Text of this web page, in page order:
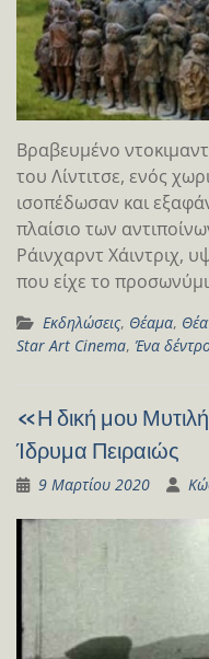
Βραβευμένο
του Λίντιτσε, ενός
ισοπέδωσαν και
πλαίσιο των
Ράινχαρντ Χάιντριχ,
που είχε το
Εκδηλώσεις, Θέαμα,
Star Art Cinema, Ένα
«Η δική μου
Ίδρυμα Πειραιώς
9 Μαρτίου 2020